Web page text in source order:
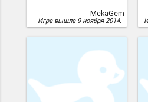
MekaGem
Игра вышла 9 ноября 2014.